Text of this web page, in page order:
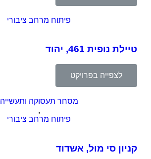
פיתוח מרחב ציבורי
טיילת נופית 461, יהוד
לצפייה בפרויקט
מסחר תעסוקה ותעשייה
,
פיתוח מרחב ציבורי
קניון סי מול, אשדוד